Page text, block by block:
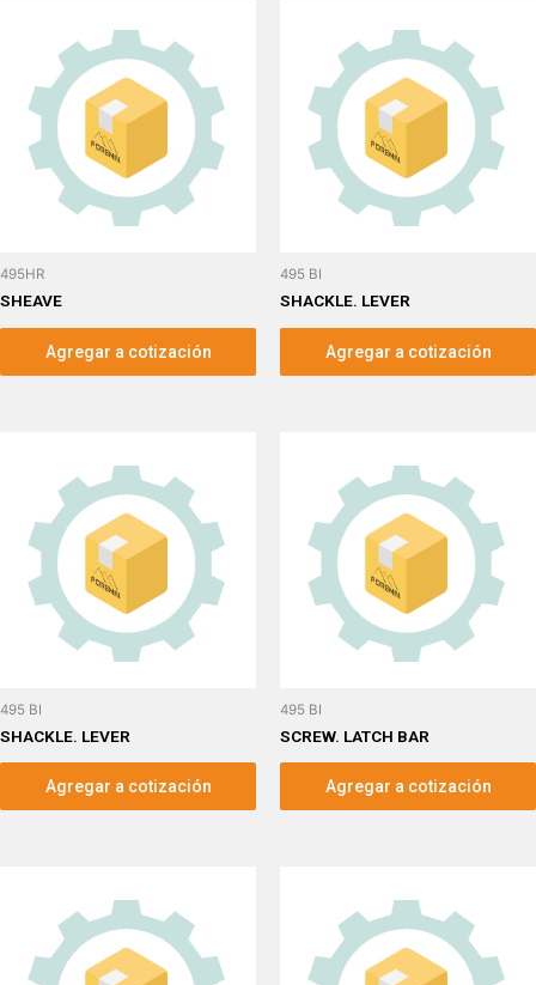
495HR
SHEAVE
Agregar a cotización
495 BI
SHACKLE. LEVER
Agregar a cotización
495 BI
SHACKLE. LEVER
Agregar a cotización
495 BI
SCREW. LATCH BAR
Agregar a cotización